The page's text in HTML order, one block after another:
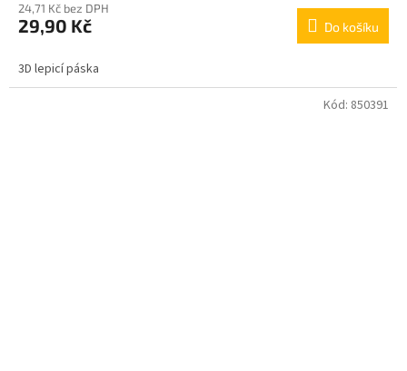
24,71 Kč bez DPH
29,90 Kč Do košíku
3D lepicí páska
Kód: 850391